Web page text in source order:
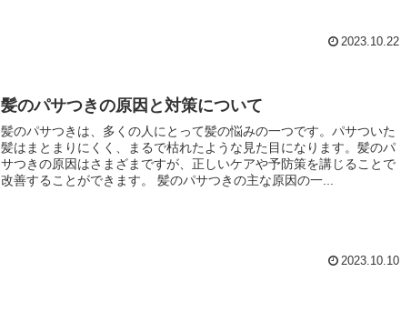
2023.10.22
髪のパサつきの原因と対策について
髪のパサつきは、多くの人にとって髪の悩みの一つです。パサついた
髪はまとまりにくく、まるで枯れたような見た目になります。髪のパ
サつきの原因はさまざまですが、正しいケアや予防策を講じることで
改善することができます。 髪のパサつきの主な原因の一...
2023.10.10